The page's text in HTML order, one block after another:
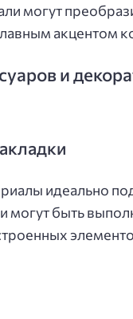
могут
акцентом
и
идеально
могут быть